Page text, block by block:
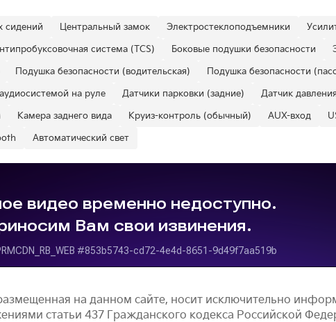
сидений Центральный замок Электростеклоподъемники
система (TCS) Боковые подушки безопасности
Подушка безопасности (водительская)
Подушка безопасности
на руле Датчики парковки (задние)
Датчик
Камера заднего вида Круиз-контроль (обычный) AUX-вход
Автоматический свет
на данном сайте, носит исключительно
статьи 437 Гражданского кодекса Российской